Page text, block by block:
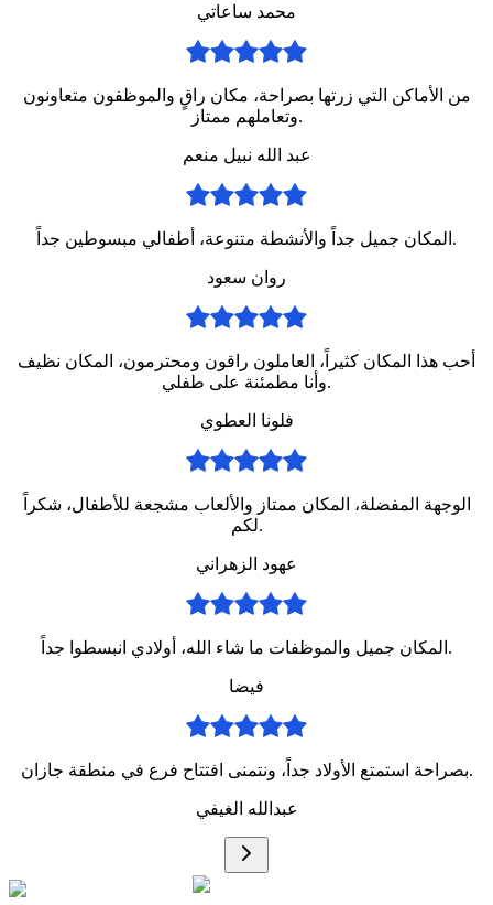
محمد ساعاتي
من الأماكن التي زرتها بصراحة، مكان راقٍ والموظفون متعاونون
وتعاملهم ممتاز.
عبد الله نبيل منعم
المكان جميل جداً والأنشطة متنوعة، أطفالي مبسوطين جداً.
روان سعود
أحب هذا المكان كثيراً، العاملون راقون ومحترمون، المكان نظيف
وأنا مطمئنة على طفلي.
فلونا العطوي
الوجهة المفضلة، المكان ممتاز والألعاب مشجعة للأطفال، شكراً
لكم.
عهود الزهراني
المكان جميل والموظفات ما شاء الله، أولادي انبسطوا جداً.
فيضا
بصراحة استمتع الأولاد جداً، ونتمنى افتتاح فرع في منطقة جازان.
عبدالله الغيفي